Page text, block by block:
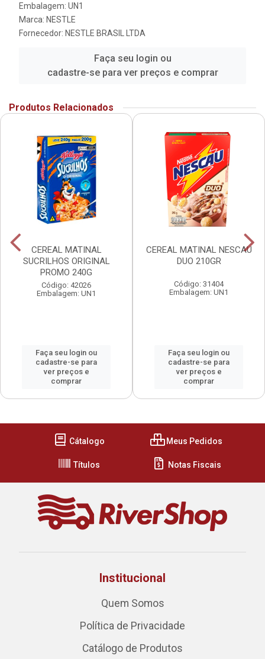
Embalagem: UN1
Marca: NESTLE
Fornecedor: NESTLE BRASIL LTDA
Faça seu login ou
cadastre-se para ver preços e comprar
Produtos Relacionados
CEREAL MATINAL
SUCRILHOS ORIGINAL
PROMO 240G
Código: 42026
Embalagem: UN1
Faça seu login ou
cadastre-se para
ver preços e
comprar
CEREAL MATINAL NESCAU
DUO 210GR
Código: 31404
Embalagem: UN1
Faça seu login ou
cadastre-se para
ver preços e
comprar
Cátalogo Meus Pedidos
Títulos Notas Fiscais
Institucional
Quem Somos
Política de Privacidade
Catálogo de Produtos